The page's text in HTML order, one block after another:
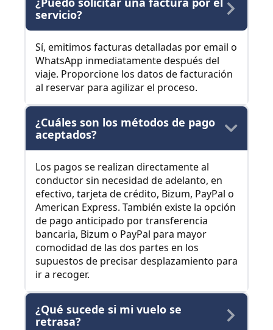
servicio?
Sí, emitimos facturas detalladas por email o
WhatsApp inmediatamente después del
viaje. Proporcione los datos de facturación
al reservar para agilizar el proceso.
¿Cuáles son los métodos de pago
aceptados?
Los pagos se realizan directamente al
conductor sin necesidad de adelanto, en
efectivo, tarjeta de crédito, Bizum, PayPal o
American Express. También existe la opción
de pago anticipado por transferencia
bancaria, Bizum o PayPal para mayor
comodidad de las dos partes en los
supuestos de precisar desplazamiento para
ir a recoger.
¿Qué sucede si mi vuelo se
retrasa?